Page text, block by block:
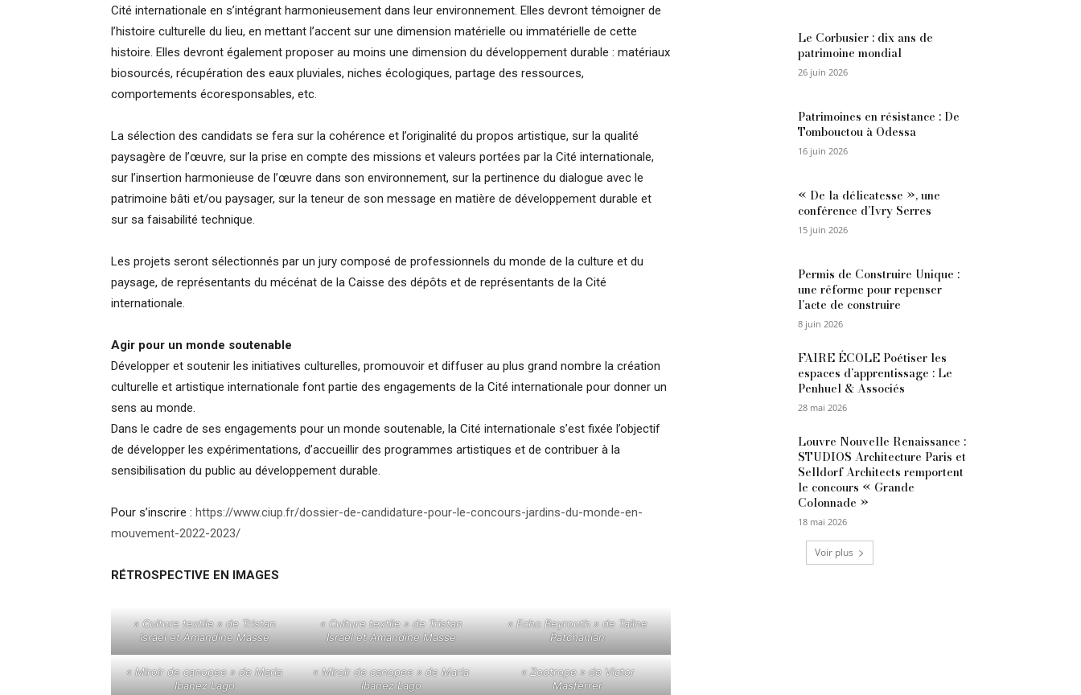
Cité internationale en s’intégrant harmonieusement dans leur environnement. Elles devront témoigner de
l’histoire culturelle du lieu, en mettant l’accent sur une dimension matérielle ou immatérielle de cette
histoire. Elles devront également proposer au moins une dimension du développement durable : matériaux
biosourcés, récupération des eaux pluviales, niches écologiques, partage des ressources,
comportements écoresponsables, etc.
La sélection des candidats se fera sur la cohérence et l’originalité du propos artistique, sur la qualité
paysagère de l’œuvre, sur la prise en compte des missions et valeurs portées par la Cité internationale,
sur l’insertion harmonieuse de l’œuvre dans son environnement, sur la pertinence du dialogue avec le
patrimoine bâti et/ou paysager, sur la teneur de son message en matière de développement durable et
sur sa faisabilité technique.
Les projets seront sélectionnés par un jury composé de professionnels du monde de la culture et du
paysage, de représentants du mécénat de la Caisse des dépôts et de représentants de la Cité
internationale.
Agir pour un monde soutenable
Développer et soutenir les initiatives culturelles, promouvoir et diffuser au plus grand nombre la création
culturelle et artistique internationale font partie des engagements de la Cité internationale pour donner un
sens au monde.
Dans le cadre de ses engagements pour un monde soutenable, la Cité internationale s’est fixée l’objectif
de développer les expérimentations, d’accueillir des programmes artistiques et de contribuer à la
sensibilisation du public au développement durable.
Pour s’inscrire : https://www.ciup.fr/dossier-de-candidature-pour-le-concours-jardins-du-monde-en-
mouvement-2022-2023/
RÉTROSPECTIVE EN IMAGES
« Culture textile » de Tristan
Israel et Amandine Masse
« Culture textile » de Tristan
Israel et Amandine Masse
« Echo Beyrouth » de Taline
Patchanian
« Miroir de canopee » de Maria
Ibanez Lago
« Miroir de canopee » de Maria
Ibanez Lago
« Zootrope » de Victor
Masferrer
Le Corbusier : dix ans de
patrimoine mondial
26 juin 2026
Patrimoines en résistance : De
Tombouctou à Odessa
16 juin 2026
« De la délicatesse », une
conférence d’Ivry Serres
15 juin 2026
Permis de Construire Unique :
une réforme pour repenser
l’acte de construire
8 juin 2026
FAIRE ÉCOLE Poétiser les
espaces d’apprentissage : Le
Penhuel & Associés
28 mai 2026
Louvre Nouvelle Renaissance :
STUDIOS Architecture Paris et
Selldorf Architects remportent
le concours « Grande
Colonnade »
18 mai 2026
Voir plus